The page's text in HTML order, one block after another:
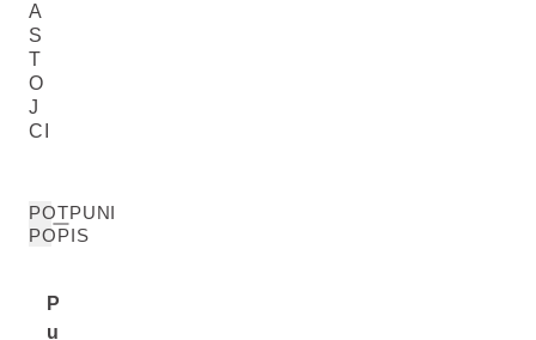
A
S
T
O
J
CI
POTPUNI
POPIS
P
u